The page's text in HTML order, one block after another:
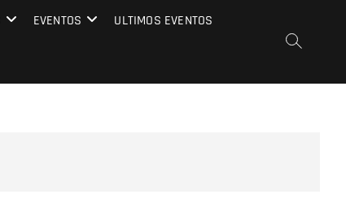
EVENTOS ULTIMOS EVENTOS